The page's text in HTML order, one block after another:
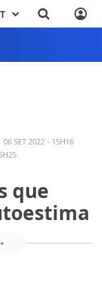
06 SET 2022 - 15H16
que